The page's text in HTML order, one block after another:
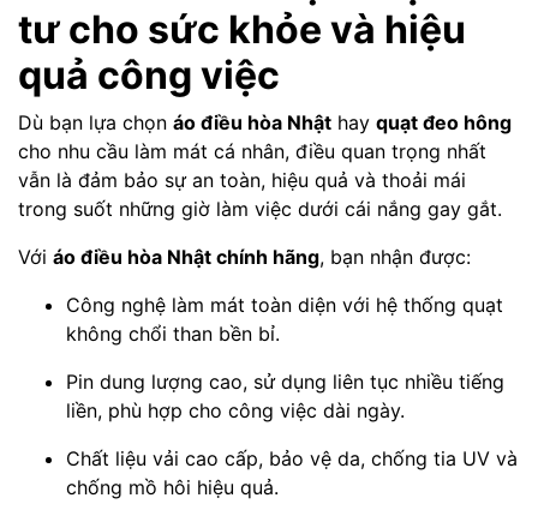
tư cho sức khỏe và hiệu
quả công việc
Dù bạn lựa chọn áo điều hòa Nhật hay quạt đeo hông
cho nhu cầu làm mát cá nhân, điều quan trọng nhất
vẫn là đảm bảo sự an toàn, hiệu quả và thoải mái
trong suốt những giờ làm việc dưới cái nắng gay gắt.
Với áo điều hòa Nhật chính hãng, bạn nhận được:
Công nghệ làm mát toàn diện với hệ thống quạt
không chổi than bền bỉ.
Pin dung lượng cao, sử dụng liên tục nhiều tiếng
liền, phù hợp cho công việc dài ngày.
Chất liệu vải cao cấp, bảo vệ da, chống tia UV và
chống mồ hôi hiệu quả.